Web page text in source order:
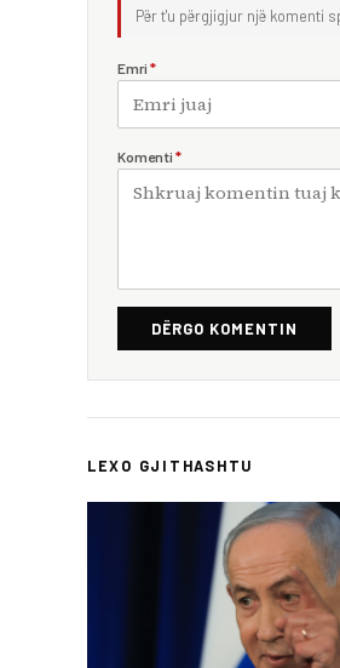
Për t'u përgjigjur një komenti
Emri *
Komenti *
DËRGO KOMENTIN
LEXO GJITHASHTU